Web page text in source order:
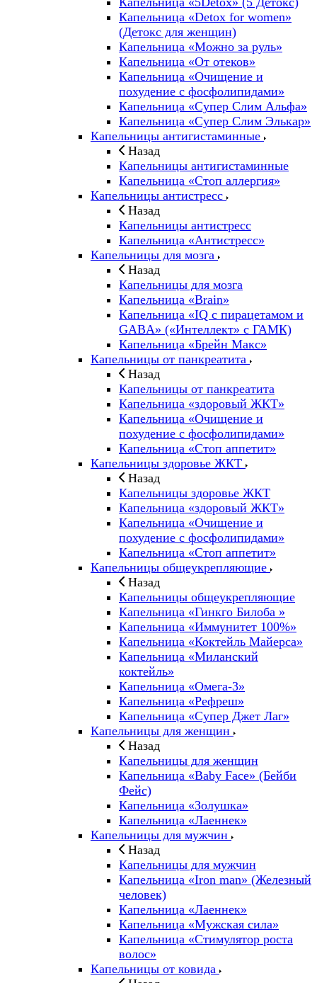
Капельница «Detox for women»
(Детокс для женщин)
Капельница «Можно за руль»
Капельница «От отеков»
Капельница «Очищение и
похудение с фосфолипидами»
Капельница «Супер Слим Альфа»
Капельница «Супер Слим Элькар»
Капельницы антигистаминные
Назад
Капельницы антигистаминные
Капельница «Стоп аллергия»
Капельницы антистресс
Назад
Капельницы антистресс
Капельница «Антистресс»
Капельницы для мозга
Назад
Капельницы для мозга
Капельница «Brain»
Капельница «IQ с пирацетамом и
GABA» («Интеллект» с ГАМК)
Капельница «Брейн Макс»
Капельницы от панкреатита
Назад
Капельницы от панкреатита
Капельница «здоровый ЖКТ»
Капельница «Очищение и
похудение с фосфолипидами»
Капельница «Стоп аппетит»
Капельницы здоровье ЖКТ
Назад
Капельницы здоровье ЖКТ
Капельница «здоровый ЖКТ»
Капельница «Очищение и
похудение с фосфолипидами»
Капельница «Стоп аппетит»
Капельницы общеукрепляющие
Назад
Капельницы общеукрепляющие
Капельница «Гинкго Билоба »
Капельница «Иммунитет 100%»
Капельница «Коктейль Майерса»
Капельница «Миланский
коктейль»
Капельница «Омега-3»
Капельница «Рефреш»
Капельница «Супер Джет Лаг»
Капельницы для женщин
Назад
Капельницы для женщин
Капельница «Baby Face» (Бейби
Фейс)
Капельница «Золушка»
Капельница «Лаеннек»
Капельницы для мужчин
Назад
Капельницы для мужчин
Капельница «Iron man» (Железный
человек)
Капельница «Лаеннек»
Капельница «Мужская сила»
Капельница «Стимулятор роста
волос»
Капельницы от ковида